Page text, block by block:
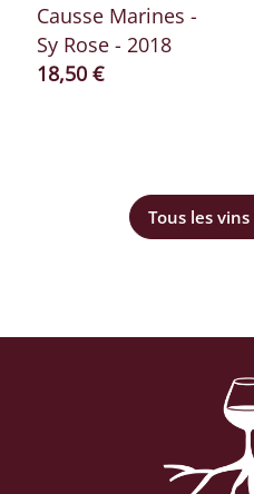
Causse Marines -
Sy Rose - 2018
Prix ​​actuel
18,50 €
Tous les